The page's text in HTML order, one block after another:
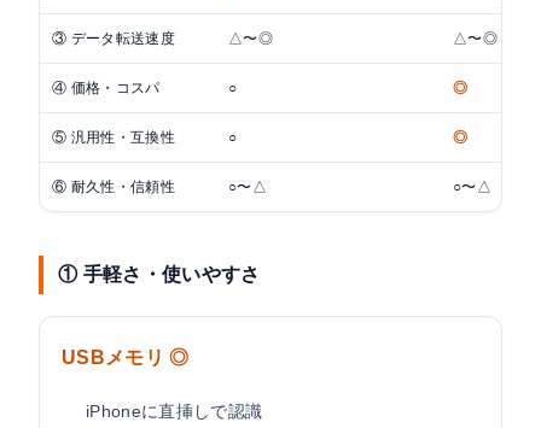
③ データ転送速度 △〜◎ △〜◎
④ 価格・コスパ ○ ◎
⑤ 汎用性・互換性 ○ ◎
⑥ 耐久性・信頼性 ○〜△ ○〜△
① 手軽さ・使いやすさ
USBメモリ ◎
iPhoneに直挿しで認識